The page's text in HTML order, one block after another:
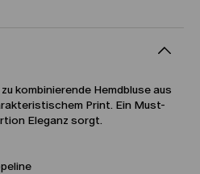
kombinierende Hemdbluse aus
Print. Ein Must-
Eleganz sorgt.